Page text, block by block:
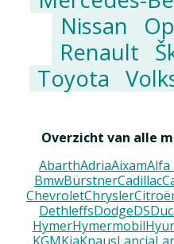
Nissan
Renault
Toyota
Overzicht van alle
AbarthAdriaAixamAlfa
BmwBürstnerCadillac
ChevroletChrysler
DethleffsDodgeDS
HymerHymermobil